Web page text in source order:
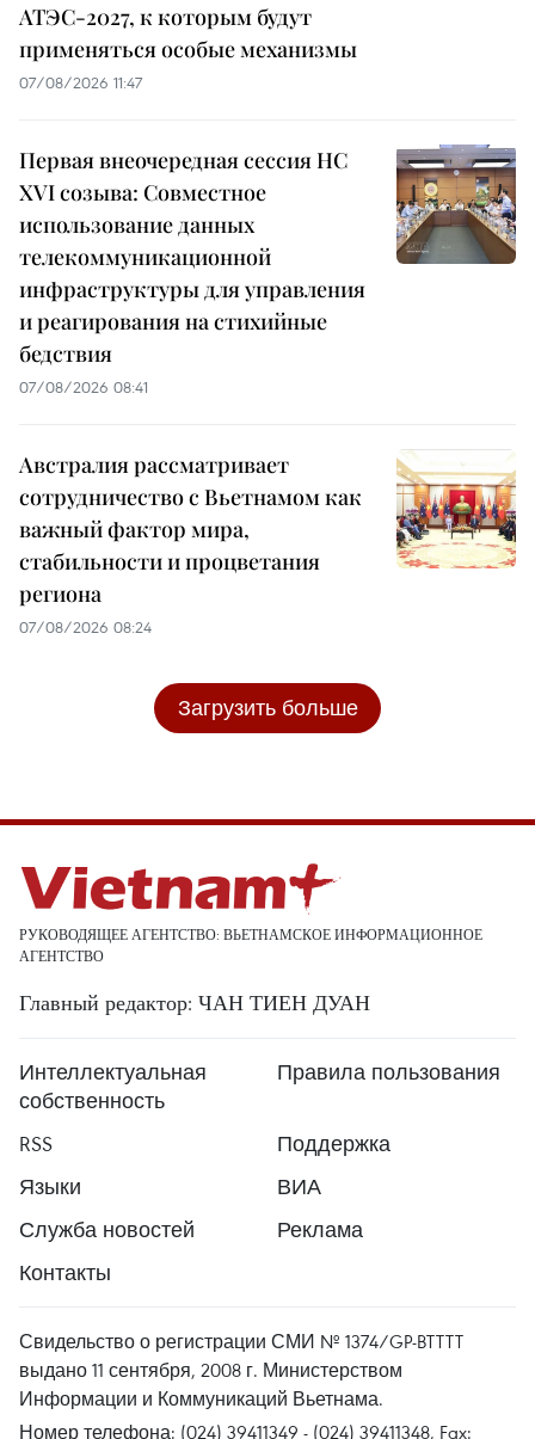
АТЭС-2027, к которым будут
применяться особые механизмы
07/08/2026 11:47
Первая внеочередная сессия НС
XVI созыва: Совместное
использование данных
телекоммуникационной
инфраструктуры для управления
и реагирования на стихийные
бедствия
07/08/2026 08:41
Австралия рассматривает
сотрудничество с Вьетнамом как
важный фактор мира,
стабильности и процветания
региона
07/08/2026 08:24
Загрузить больше
РУКОВОДЯЩЕЕ АГЕНТСТВО: ВЬЕТНАМСКОЕ ИНФОРМАЦИОННОЕ
АГЕНТСТВО
Главный редактор: ЧАН ТИЕН ДУАН
Интеллектуальная
собственность
Правила пользования
RSS
Поддержка
Языки
ВИА
Служба новостей
Реклама
Контакты
Свидельство о регистрации СМИ № 1374/GP-BTTTT
выдано 11 сентября, 2008 г. Министерством
Информации и Коммуникаций Вьетнама.
Номер телефона: (024) 39411349 - (024) 39411348, Fax: